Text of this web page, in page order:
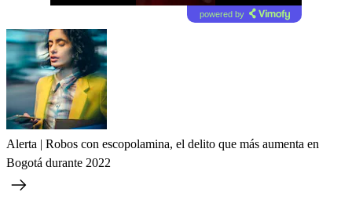
powered by
Alerta | Robos con escopolamina, el delito que más aumenta en
Bogotá durante 2022